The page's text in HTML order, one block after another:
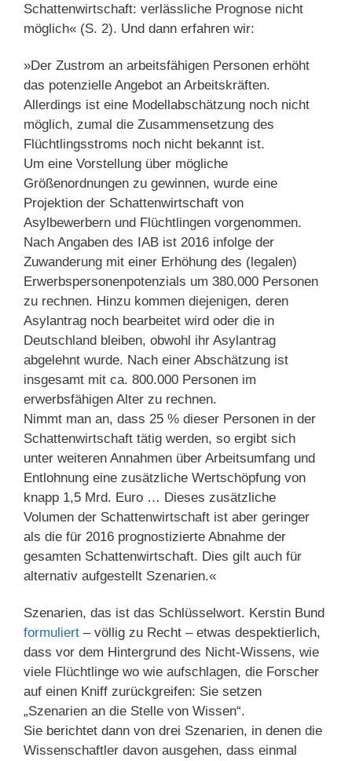
Schattenwirtschaft: verlässliche Prognose nicht
möglich« (S. 2). Und dann erfahren wir:
»Der Zustrom an arbeitsfähigen Personen erhöht
das potenzielle Angebot an Arbeitskräften.
Allerdings ist eine Modellabschätzung noch nicht
möglich, zumal die Zusammensetzung des
Flüchtlingsstroms noch nicht bekannt ist.
Um eine Vorstellung über mögliche
Größenordnungen zu gewinnen, wurde eine
Projektion der Schattenwirtschaft von
Asylbewerbern und Flüchtlingen vorgenommen.
Nach Angaben des IAB ist 2016 infolge der
Zuwanderung mit einer Erhöhung des (legalen)
Erwerbspersonenpotenzials um 380.000 Personen
zu rechnen. Hinzu kommen diejenigen, deren
Asylantrag noch bearbeitet wird oder die in
Deutschland bleiben, obwohl ihr Asylantrag
abgelehnt wurde. Nach einer Abschätzung ist
insgesamt mit ca. 800.000 Personen im
erwerbsfähigen Alter zu rechnen.
Nimmt man an, dass 25 % dieser Personen in der
Schattenwirtschaft tätig werden, so ergibt sich
unter weiteren Annahmen über Arbeitsumfang und
Entlohnung eine zusätzliche Wertschöpfung von
knapp 1,5 Mrd. Euro … Dieses zusätzliche
Volumen der Schattenwirtschaft ist aber geringer
als die für 2016 prognostizierte Abnahme der
gesamten Schattenwirtschaft. Dies gilt auch für
alternativ aufgestellt Szenarien.«
Szenarien, das ist das Schlüsselwort. Kerstin Bund
formuliert – völlig zu Recht – etwas despektierlich,
dass vor dem Hintergrund des Nicht-Wissens, wie
viele Flüchtlinge wo wie aufschlagen, die Forscher
auf einen Kniff zurückgreifen: Sie setzen
„Szenarien an die Stelle von Wissen“.
Sie berichtet dann von drei Szenarien, in denen die
Wissenschaftler davon ausgehen, dass einmal